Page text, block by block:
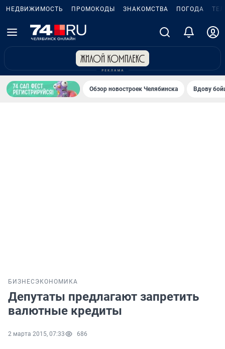
НЕДВИЖИМОСТЬ ПРОМОКОДЫ ЗНАКОМСТВА ПОГОДА
Обзор новостроек Челябинска Вдову
БИЗНЕС ЭКОНОМИКА
Депутаты предлагают запретить
валютные кредиты
2 марта 2015, 07:33 686